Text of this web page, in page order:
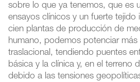
sobre lo que ya tenemos, que es
ensayos clínicos y un fuerte tejido
cien plantas de producción de
humano, podemos potenciar más
traslacional, tendiendo puentes
básica y la clínica y, en el terreno
debido a las tensiones